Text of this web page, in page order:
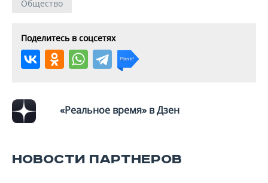
Общество
Поделитесь в соцсетях
«Реальное время» в Дзен
НОВОСТИ ПАРТНЕРОВ